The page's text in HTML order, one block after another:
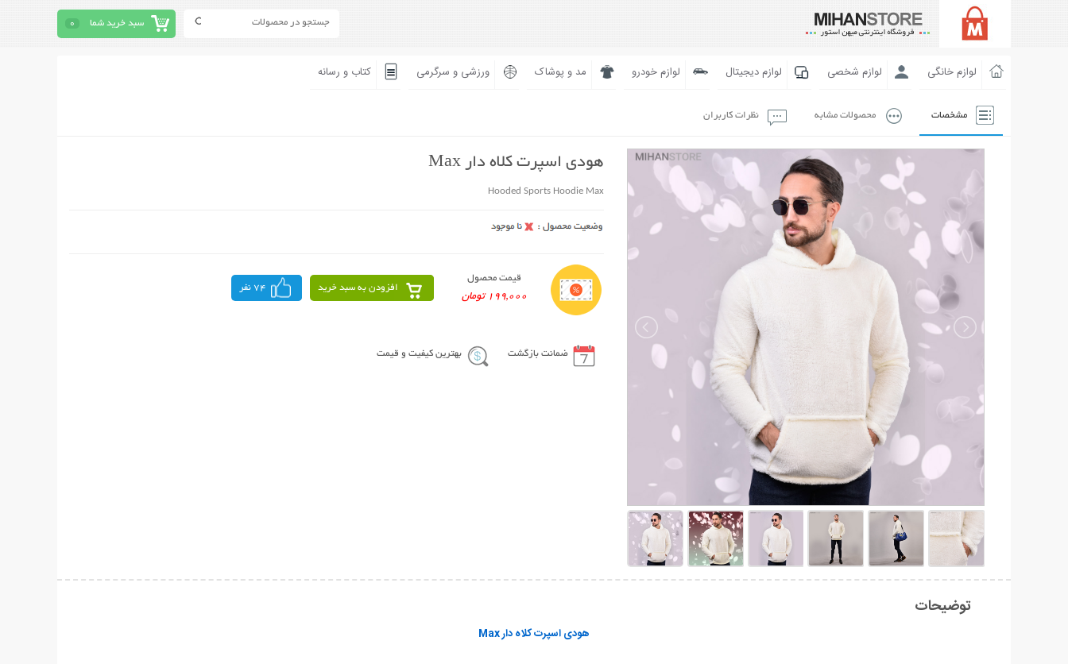
سبد خرید شما 0
لوازم خانگی لوازم شخصی لوازم دیجیتال لوازم خودرو مد و پوشاک ورزشی و سرگرمی کتاب و رسانه
مشخصات محصولات مشابه نظرات کاربران
هودی اسپرت کلاه دار Max
Hooded Sports Hoodie Max
قیمت محصول
199,000 تومان
افزودن به سبد خرید 74 نفر
ضمانت بازگشت بهترین کیفیت و قیمت
توضیحات
هودی اسپرت کلاه دار Max